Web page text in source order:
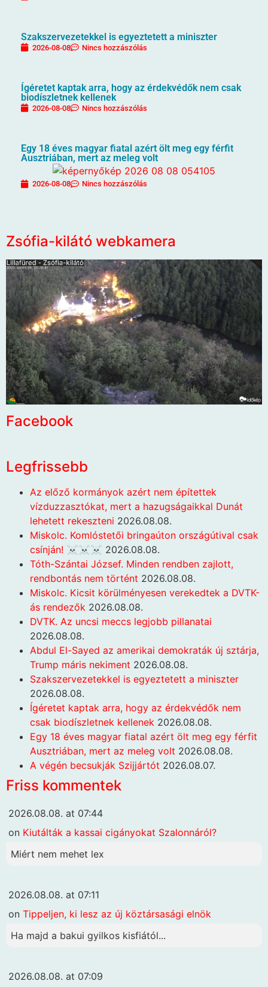
Szakszervezetekkel is egyeztetett a miniszter
2026-08-08 Nincs hozzászólás
Ígéretet kaptak arra, hogy az érdekvédők nem csak
biodíszletnek kellenek
2026-08-08 Nincs hozzászólás
Egy 18 éves magyar fiatal azért ölt meg egy férfit
Ausztriában, mert az meleg volt
2026-08-08 Nincs hozzászólás
Zsófia-kilátó webkamera
Facebook
Legfrissebb
Az előző kormányok azért nem építettek
vízduzzasztókat, mert a hazugságaikkal Dunát
lehetett rekeszteni 2026.08.08.
Miskolc. Komlóstetői bringaúton országútival csak
csínján! ☠️☠️☠️ 2026.08.08.
Tóth-Szántai József. Minden rendben zajlott,
rendbontás nem történt 2026.08.08.
Miskolc. Kicsit körülményesen verekedtek a DVTK-
ás rendezők 2026.08.08.
DVTK. Az uncsi meccs legjobb pillanatai
2026.08.08.
Abdul El-Sayed az amerikai demokraták új sztárja,
Trump máris nekiment 2026.08.08.
Szakszervezetekkel is egyeztetett a miniszter
2026.08.08.
Ígéretet kaptak arra, hogy az érdekvédők nem
csak biodíszletnek kellenek 2026.08.08.
Egy 18 éves magyar fiatal azért ölt meg egy férfit
Ausztriában, mert az meleg volt 2026.08.08.
A végén becsukják Szijjártót 2026.08.07.
Friss kommentek
2026.08.08. at 07:44
on Kiutálták a kassai cigányokat Szalonnáról?
Miért nem mehet lex
2026.08.08. at 07:11
on Tippeljen, ki lesz az új köztársasági elnök
Ha majd a bakui gyilkos kisfiától...
2026.08.08. at 07:09